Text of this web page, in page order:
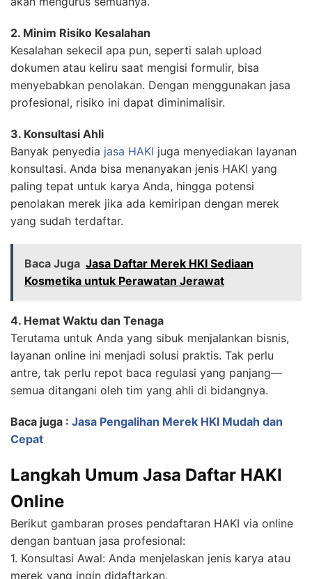
2. Minim Risiko Kesalahan
Kesalahan sekecil apa pun, seperti salah upload
dokumen atau keliru saat mengisi formulir, bisa
menyebabkan penolakan. Dengan menggunakan jasa
profesional, risiko ini dapat diminimalisir.
3. Konsultasi Ahli
Banyak penyedia jasa HAKI juga menyediakan layanan
konsultasi. Anda bisa menanyakan jenis HAKI yang
paling tepat untuk karya Anda, hingga potensi
penolakan merek jika ada kemiripan dengan merek
yang sudah terdaftar.
Baca Juga Jasa Daftar Merek HKI Sediaan
Kosmetika untuk Perawatan Jerawat
4. Hemat Waktu dan Tenaga
Terutama untuk Anda yang sibuk menjalankan bisnis,
layanan online ini menjadi solusi praktis. Tak perlu
antre, tak perlu repot baca regulasi yang panjang—
semua ditangani oleh tim yang ahli di bidangnya.
Baca juga : Jasa Pengalihan Merek HKI Mudah dan
Cepat
Langkah Umum Jasa Daftar HAKI
Online
Berikut gambaran proses pendaftaran HAKI via online
dengan bantuan jasa profesional:
1. Konsultasi Awal: Anda menjelaskan jenis karya atau
merek yang ingin didaftarkan.